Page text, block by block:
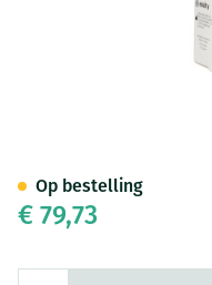
€ 79,73
Op bestelling